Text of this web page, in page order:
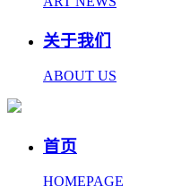
关于我们
ABOUT US
首页
HOMEPAGE